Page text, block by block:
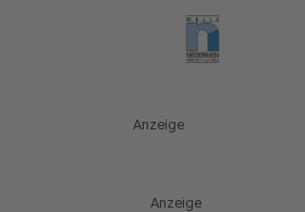
Anzeige
Anzeige